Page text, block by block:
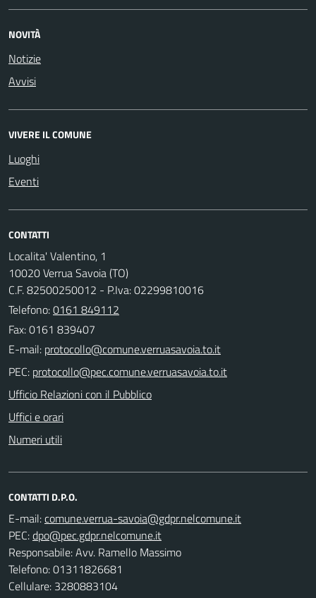
NOVITÀ
Notizie
Avvisi
VIVERE IL COMUNE
Luoghi
Eventi
CONTATTI
Localita' Valentino, 1
10020 Verrua Savoia (TO)
C.F. 82500250012 - P.Iva: 02299810016
Telefono:0161 849112
Fax: 0161 839407
E-mail:
PEC:
Ufficio Relazioni con il Pubblico
Uffici e orari
Numeri utili
CONTATTI D.P.O.
E-mail:
PEC:
Responsabile: Avv. Ramello Massimo
Telefono: 01311826681
Cellulare: 3280883104